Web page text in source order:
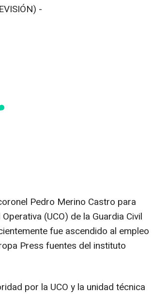
-
Pedro Merino Castro para
(UCO) de la Guardia Civil
fue ascendido al empleo
Press fuentes del instituto
por la UCO y la unidad técnica